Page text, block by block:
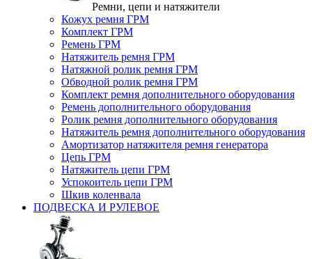
Ремни, цепи и натяжители
Кожух ремня ГРМ
Комплект ГРМ
Ремень ГРМ
Натяжитель ремня ГРМ
Натяжной ролик ремня ГРМ
Обводной ролик ремня ГРМ
Комплект ремня дополнительного оборудования
Ремень дополнительного оборудования
Ролик ремня дополнительного оборудования
Натяжитель ремня дополнительного оборудования
Амортизатор натяжителя ремня генератора
Цепь ГРМ
Натяжитель цепи ГРМ
Успокоитель цепи ГРМ
Шкив коленвала
ПОДВЕСКА И РУЛЕВОЕ